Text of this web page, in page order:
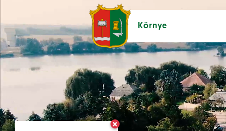
×
Környe